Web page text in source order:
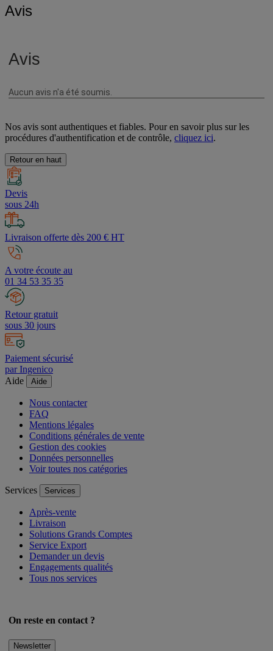
Avis
Nos avis sont authentiques et fiables. Pour en savoir plus sur les
procédures d'authentification et de contrôle, cliquez ici.
Retour en haut
Devis
sous 24h
Livraison offerte dès 200 € HT
A votre écoute au
01 34 53 35 35
Retour gratuit
sous 30 jours
Paiement sécurisé
par Ingenico
Aide
Aide
Nous contacter
FAQ
Mentions légales
Conditions générales de vente
Gestion des cookies
Données personnelles
Voir toutes nos catégories
Services Services
Après-vente
Livraison
Solutions Grands Comptes
Service Export
Demander un devis
Engagements qualités
Tous nos services
On reste en contact ?
Newsletter